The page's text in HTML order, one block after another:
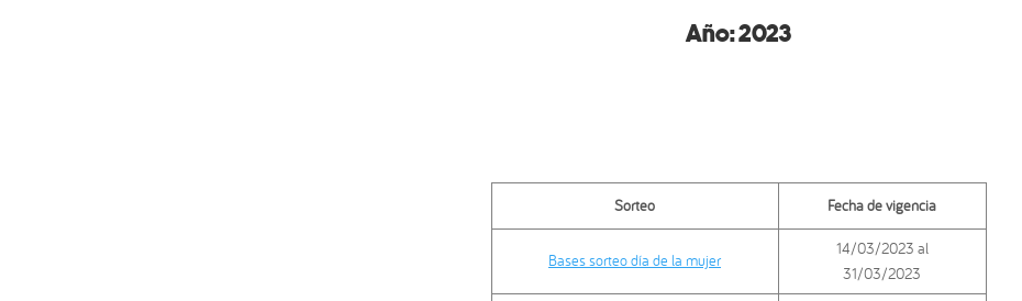
Año:2023
Sorteo Fecha de vigencia
Bases sorteo día de la mujer
14/03/2023 al
31/03/2023